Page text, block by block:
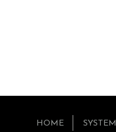
HOME SYSTEM